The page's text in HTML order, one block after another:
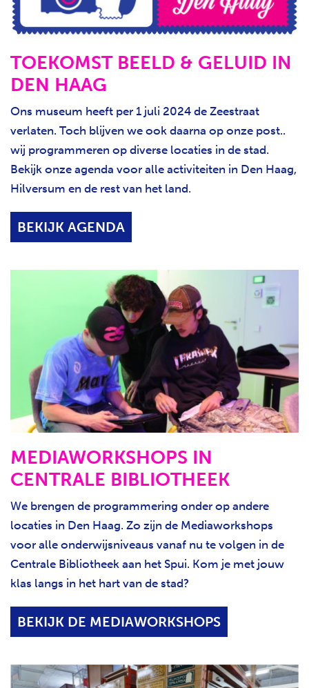
TOEKOMST BEELD & GELUID IN
DEN HAAG
Ons museum heeft per 1 juli 2024 de Zeestraat
verlaten. Toch blijven we ook daarna op onze post..
wij programmeren op diverse locaties in de stad.
Bekijk onze agenda voor alle activiteiten in Den Haag,
Hilversum en de rest van het land.
BEKIJK AGENDA
MEDIAWORKSHOPS IN
CENTRALE BIBLIOTHEEK
We brengen de programmering onder op andere
locaties in Den Haag. Zo zijn de Mediaworkshops
voor alle onderwijsniveaus vanaf nu te volgen in de
Centrale Bibliotheek aan het Spui. Kom je met jouw
klas langs in het hart van de stad?
BEKIJK DE MEDIAWORKSHOPS